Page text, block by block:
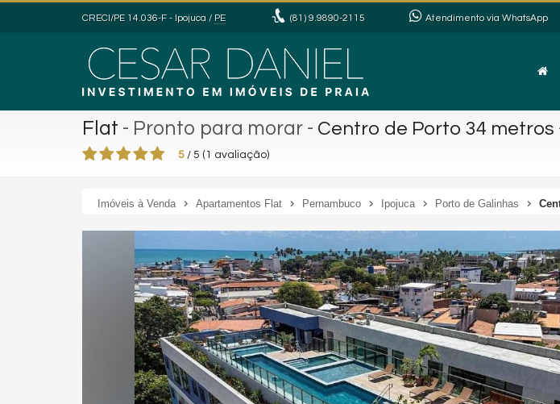
CRECI/PE 14.036-F - Ipojuca / PE (81)9.9890-2115 Atendimento via WhatsApp
Flat - Pronto para morar - Centro de Porto 34 metros
5 / 5 ( 1 avaliação)
Imóveis à Venda Apartamentos Flat Pernambuco Ipojuca Porto de Galinhas